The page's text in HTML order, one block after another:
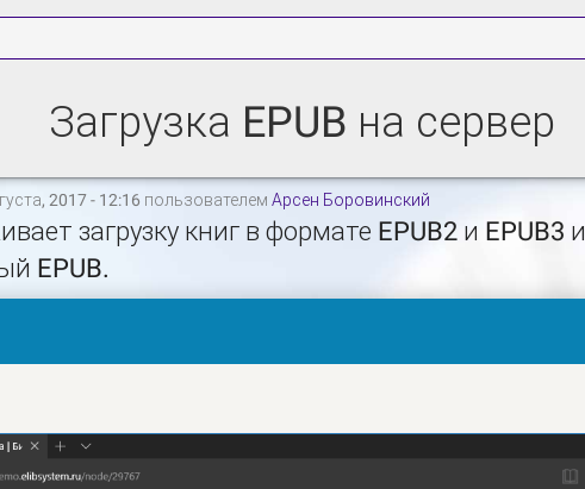
Загрузка EPUB на сервер
2017 - 12:16 пользователем Арсен Боровинский
загрузку книг в формате EPUB2 и EPUB3 и
EPUB.